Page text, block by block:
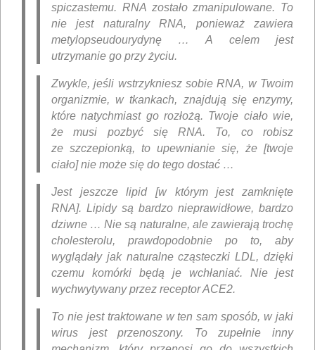
spiczastemu. RNA zostało zmanipulowane. To
nie jest naturalny RNA, ponieważ zawiera
metylopseudourydynę … A celem jest
utrzymanie go przy życiu.
Zwykle, jeśli wstrzykniesz sobie RNA, w Twoim
organizmie, w tkankach, znajdują się enzymy,
które natychmiast go rozłożą. Twoje ciało wie,
że musi pozbyć się RNA. To, co robisz
ze szczepionką, to upewnianie się, że [twoje
ciało] nie może się do tego dostać …
Jest jeszcze lipid [w którym jest zamknięte
RNA]. Lipidy są bardzo nieprawidłowe, bardzo
dziwne … Nie są naturalne, ale zawierają trochę
cholesterolu, prawdopodobnie po to, aby
wyglądały jak naturalne cząsteczki LDL, dzięki
czemu komórki będą je wchłaniać. Nie jest
wychwytywany przez receptor ACE2.
To nie jest traktowane w ten sam sposób, w jaki
wirus jest przenoszony. To zupełnie inny